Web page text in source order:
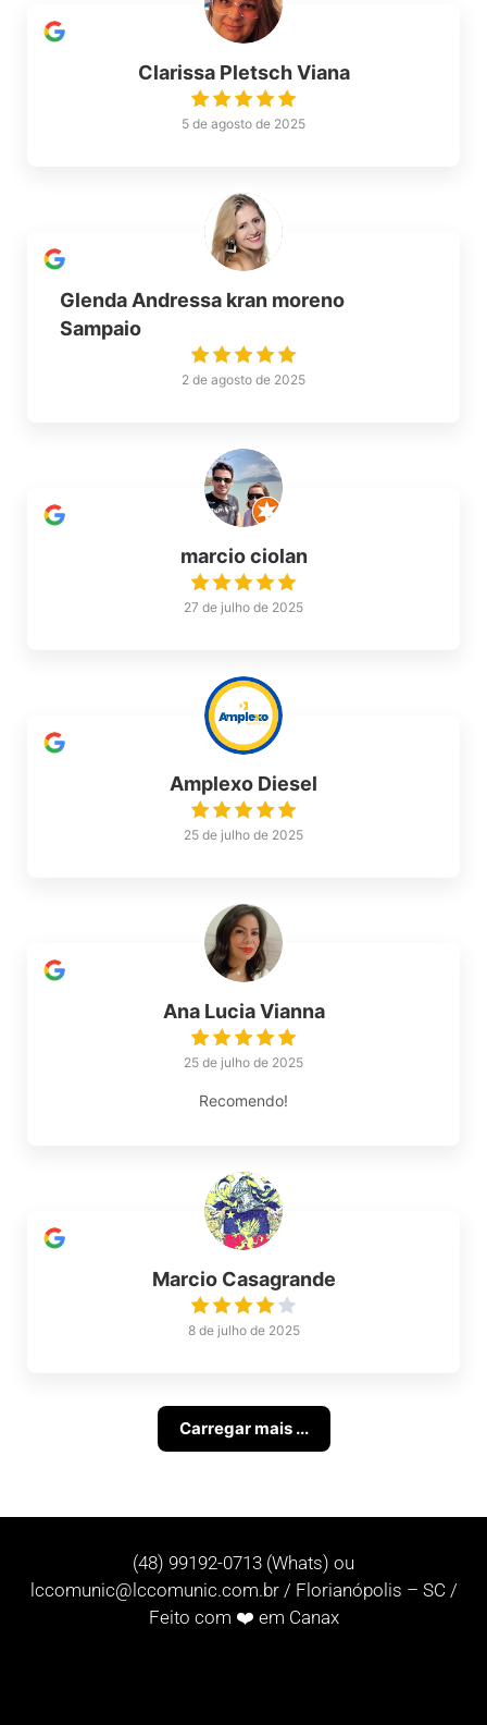
Clarissa Pletsch Viana
5 de agosto de 2025
Glenda Andressa kran moreno
Sampaio
2 de agosto de 2025
marcio ciolan
27 de julho de 2025
Amplexo Diesel
25 de julho de 2025
Ana Lucia Vianna
25 de julho de 2025
Recomendo!
Marcio Casagrande
8 de julho de 2025
Carregar mais ...
(48) 99192-0713 (Whats) ou
lccomunic@lccomunic.com.br/ Florianópolis – SC /
Feito com ❤️ em Canax